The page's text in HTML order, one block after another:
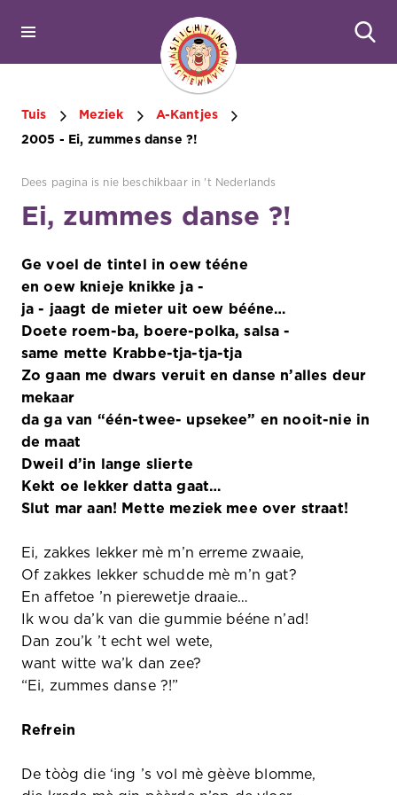
Tuis Meziek
A-Kantjes
2005 - Ei, zummes danse ?!
Dees pagina is nie beschikbaar in 't Nederlands
Ei, zummes danse ?!
Ge voel de tintel in oew tééne
en oew knieje knikke ja -
ja - jaagt de mieter uit oew bééne…
Doete roem-ba, boere-polka, salsa -
same mette Krabbe-tja-tja-tja
Zo gaan me dwars veruit en danse n’alles deur
mekaar
da ga van “één-twee- upsekee” en nooit-nie in
de maat
Dweil d’in lange slierte
Kekt oe lekker datta gaat…
Slut mar aan! Mette meziek mee over straat!
Ei, zakkes lekker mè m’n erreme zwaaie,
Of zakkes lekker schudde mè m’n gat?
En affetoe ’n pierewetje draaie…
Ik wou da’k van die gummie bééne n’ad!
Dan zou’k ’t echt wel wete,
want witte wa’k dan zee?
“Ei, zummes danse ?!”
Refrein
De tòòg die ‘ing ’s vol mè gèève blomme,